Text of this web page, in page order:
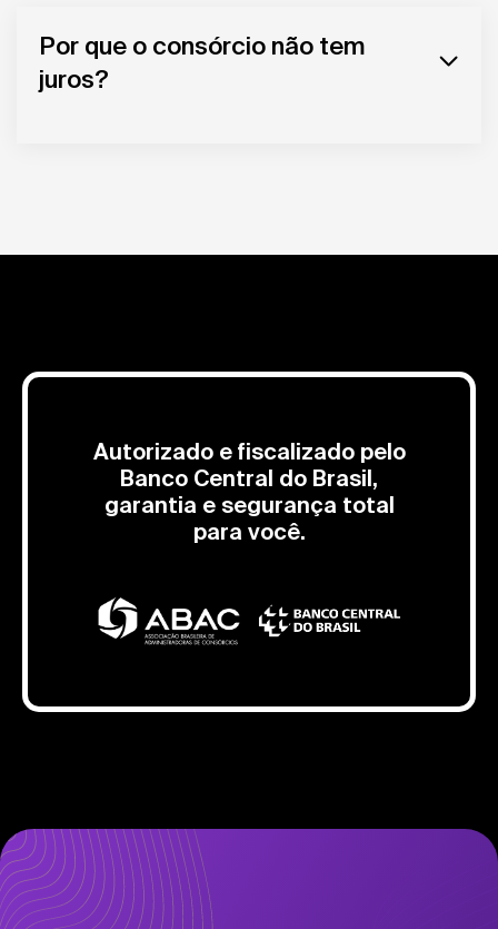
Por que o consórcio não tem
juros?
Autorizado e fiscalizado pelo
Banco Central do Brasil,
garantia e segurança total
para você.